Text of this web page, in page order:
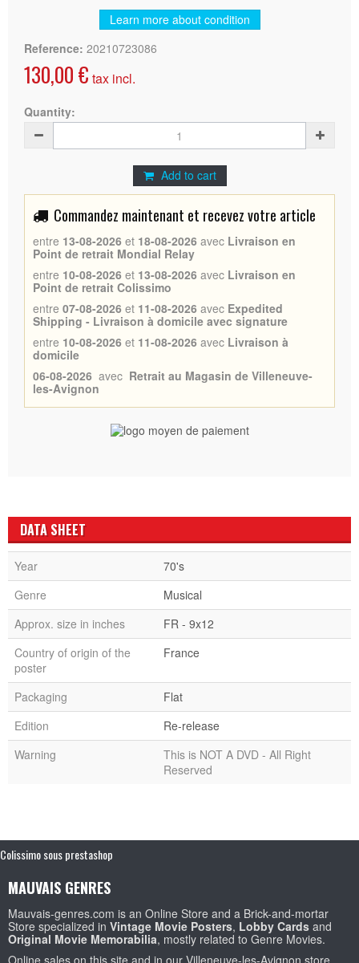
Learn more about condition
Reference: 20210723086
130,00 € tax incl.
Quantity:
Add to cart
Commandez maintenant et recevez votre article
entre 13-08-2026 et 18-08-2026 avec Livraison en
Point de retrait Mondial Relay
entre 10-08-2026 et 13-08-2026 avec Livraison en
Point de retrait Colissimo
entre 07-08-2026 et 11-08-2026 avec Expedited
Shipping - Livraison à domicile avec signature
entre 10-08-2026 et 11-08-2026 avec Livraison à
domicile
06-08-2026 avec Retrait au Magasin de Villeneuve-
les-Avignon
DATA SHEET
Year
70's
Genre
Musical
Approx. size in inches
FR - 9x12
Country of origin of the
poster
France
Packaging
Flat
Edition
Re-release
Warning
This is NOT A DVD - All Right
Reserved
Colissimo sous prestashop
MAUVAIS GENRES
Mauvais-genres.com is an Online Store and a Brick-and-mortar
Store specialized in Vintage Movie Posters, Lobby Cards and
Original Movie Memorabilia, mostly related to Genre Movies.
Online sales on this site and in our Villeneuve-les-Avignon store.